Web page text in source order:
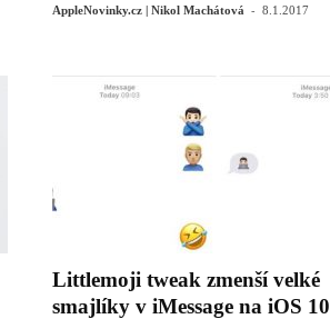
AppleNovinky.cz | Nikol Machátová - 8.1.2017
Littlemoji tweak zmenší velké
smajlíky v iMessage na iOS 10